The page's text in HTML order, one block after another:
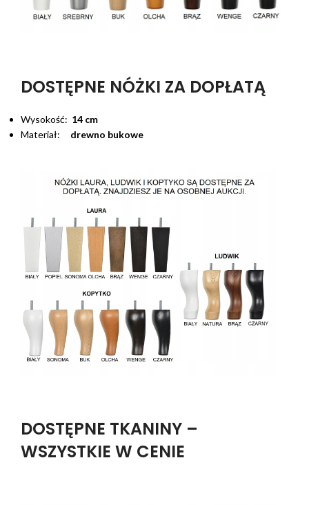
DOSTĘPNE NÓŻKI ZA DOPŁATĄ
Wysokość: 14 cm
Materiał: drewno bukowe
DOSTĘPNE TKANINY –
WSZYSTKIE W CENIE